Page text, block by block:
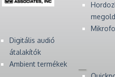
Digitális audió
átalakítók
Ambient termékek